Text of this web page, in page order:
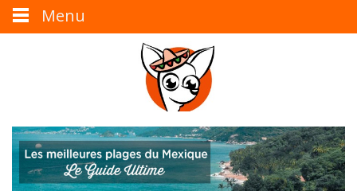
Menu